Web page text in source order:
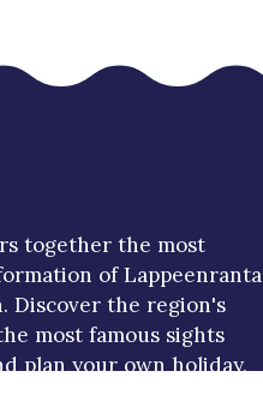
together the most
of Lappeenranta
Discover the region's
most famous sights
plan your own holiday.